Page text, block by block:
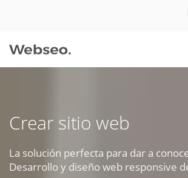
Crear sitio web
La solución perfecta para dar a
Desarrollo y diseño web responsive
09:30 AM A 18:30 PM
soporte@webseo.cl